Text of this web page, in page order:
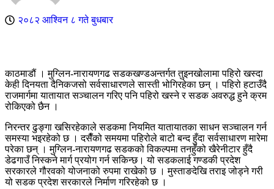
२०८२ आश्विन ८ गते बुधबार
काठमाडौं । मुग्लिन-नारायणगढ सडकखण्डअन्तर्गत तुइनखोलामा पहिरो खस्दा
केही दिनयता दैनिकजसो सर्वसाधारणले सास्ती भोगिरहेका छन् । पहिरो हटाउँदै
राजमार्गमा यातायात सञ्चालन गरिए पनि पहिरो खस्ने र सडक अवरुद्ध हुने क्रम
रोकिएको छैन ।
निरन्तर ढुङ्गा खसिरहेकाले सडकमा नियमित यातायातका साधन सञ्चालन गर्न
समस्या भइरहेको छ । दसैँको समयमा पहिरोले बाटो बन्द हुँदा सर्वसाधारण मारेमा
परेका छन् । मुग्लिन-नारायणगढ सडकको विकल्पमा तनहुँको खैरेनीटार हुँदै
डेढगाउँ निस्कने मार्ग प्रयोग गर्न सकिन्छ। यो सडकलाई गण्डकी प्रदेश
सरकारले गौरवको योजनाको रुपमा राखेको छ । मुस्ताङदेखि तराइ जोड्ने गरी
यो सडक प्रदेश सरकारले निर्माण गरिरहेको छ ।